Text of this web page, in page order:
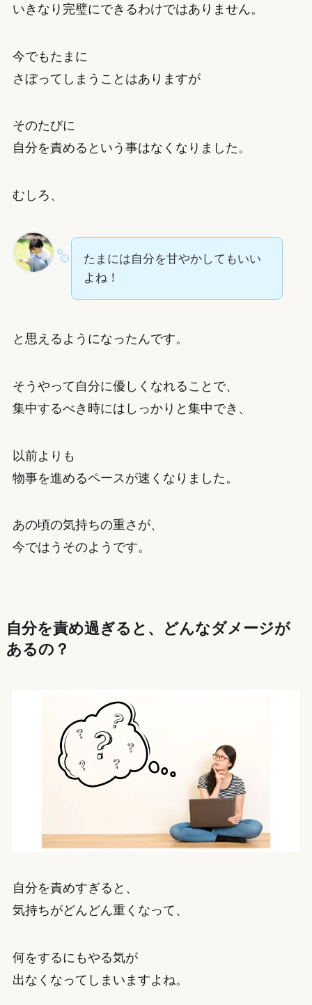
いきなり完璧にできるわけではありません。
今でもたまに
さぼってしまうことはありますが
そのたびに
自分を責めるという事はなくなりました。
むしろ、
たまには自分を甘やかしてもいい
よね！
と思えるようになったんです。
そうやって自分に優しくなれることで、
集中するべき時にはしっかりと集中でき、
以前よりも
物事を進めるペースが速くなりました。
あの頃の気持ちの重さが、
今ではうそのようです。
自分を責め過ぎると、どんなダメージが
あるの？
自分を責めすぎると、
気持ちがどんどん重くなって、
何をするにもやる気が
出なくなってしまいますよね。